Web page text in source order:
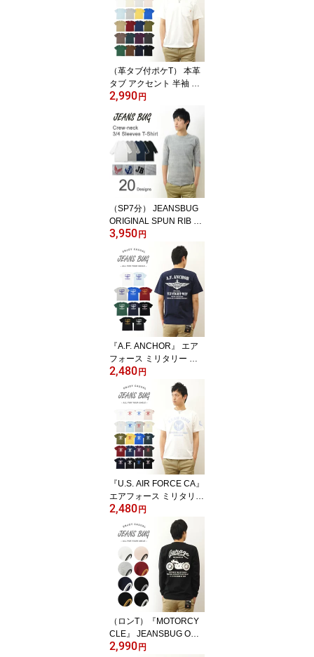
（革タブ付ポケT） 本革
タブ アクセント 半袖 無
地 ポケット Tシャツ メン
ズ レディース ゆったり
オーバーサイズ 大きいサ
イズ ビッグサイズ対応 X
L 2L XXL 3L オリジナル
ブランド 丸胴 厚手 トッ
プス Tシャツ ティーシャ
ツ おしゃれ 白 黒 胸ポケ
ット付き 【PKST-L1】
2,990円
（SP7分） JEANSBUG
ORIGINAL SPUN RIB K
NIT T-SHIRT オリジナル
スパン フライス 7分袖 ク
ルーネック Tシャツ メン
ズ レディース 刺繍 無地
七分袖 ストレッチ 伸縮
インナー ラグラン Tシャ
ツ 厚手 シンプル 重ね着
白 黒 グレー 紺 透けない
下着 五分袖 【SP7T】
3,950円
『A.F. ANCHOR』 エア
フォース ミリタリー プ
リント 半袖 Tシャツ メン
ズ レディース ゆったり
オーバーサイズ 大きいサ
イズ ビッグサイズ対応 X
L 2L XXL 3L オリジナル
ブランド 丸胴 厚手 ティ
ーシャツ おしゃれ 白 黒
アメリカ 空軍 米軍 Air F
orce イカリ 【ST-AFANC
HO】
2,480円
『U.S. AIR FORCE CA』
エアフォース ミリタリー
プリント 半袖 Tシャツ メ
ンズ レディース ゆった
り オーバーサイズ 大き
いサイズ ビッグサイズ対
応 XL 2L XXL 3L オリジ
ナル ブランド 丸胴 厚手
ティーシャツ おしゃれ
白 黒 アメリカ 空軍 米軍
USAF 【ST-CA】
2,480円
（ロンT）『MOTORCY
CLE』 JEANSBUG ORI
GINAL 長袖 Tシャツ オリ
2,990円